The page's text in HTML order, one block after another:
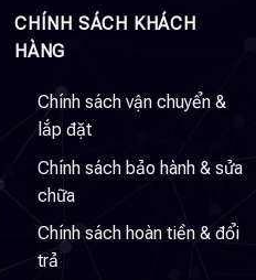
CHÍNH SÁCH KHÁCH
HÀNG
Chính sách vận chuyển &
lắp đặt
Chính sách bảo hành & sửa
chữa
Chính sách hoàn tiền & đổi
trả